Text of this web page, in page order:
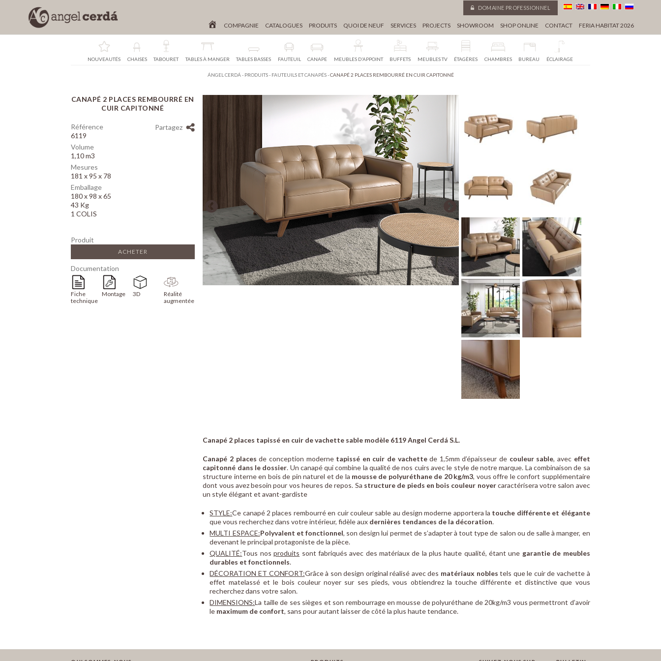
DOMAINE PROFESSIONNEL
COMPAGNIE CATALOGUES PRODUITS QUOI DE NEUF SERVICES PROJECTS SHOWROOM SHOP ONLINE CONTACT FERIA HABITAT 2026
NOUVEAUTÉS CHAISES TABOURET TABLES À MANGER TABLES BASSES FAUTEUIL CANAPE MEUBLES D'APPOINT BUFFETS MEUBLES TV ÉTAGÈRES CHAMBRES BUREAU ÉCLAIRAGE
ÁNGEL CERDÁ - PRODUITS- FAUTEUILS ET CANAPÉS-CANAPÉ 2 PLACES REMBOURRÉ EN CUIR CAPITONNÉ
CANAPÉ 2 PLACES REMBOURRÉ EN
CUIR CAPITONNÉ
Référence
6119
Volume
1,10 m3
Mesures
181 x 95 x 78
Emballage
180 x 98 x 65
43 Kg
1 COLIS
Partagez
Produit
ACHETER
Documentation
Fiche
technique
Montage 3D
Réalité
augmentée
Canapé 2 places tapissé en cuir de vachette sable modèle 6119 Angel Cerdá S.L.
Canapé 2 places de conception moderne tapissé en cuir de vachettede 1,5mm d’épaisseur de couleur sable, avec effet
capitonné dans le dossier. Un canapé qui combine la qualité de nos cuirs avec le style de notre marque. La combinaison de sa
structure interne en bois de pin naturel et de la mousse de polyuréthane de 20 kg/m3, vous offre le confort supplémentaire
dont vous avez besoin pour vos heures de repos. Sa structure de pieds en bois couleur noyercaractérisera votre salon avec
un style élégant et avant-gardiste
STYLE:Ce canapé 2 places rembourré en cuir couleur sable au design moderne apportera la touche différente et élégante
que vous recherchez dans votre intérieur, fidèle aux dernières tendances de la décoration.
MULTI ESPACE:Polyvalent et fonctionnel, son design lui permet de s’adapter à tout type de salon ou de salle à manger, en
devenant le principal protagoniste de la pièce.
QUALITÉ:Tous nosproduits sont fabriqués avec des matériaux de la plus haute qualité, étant une garantie de meubles
durables et fonctionnels.
DÉCORATION ET CONFORT:Grâce à son design original réalisé avec des matériaux nobles tels que le cuir de vachette à
effet matelassé et le bois couleur noyer sur ses pieds, vous obtiendrez la touche différente et distinctive que vous
recherchez dans votre salon.
DIMENSIONS:La taille de ses sièges et son rembourrage en mousse de polyuréthane de 20kg/m3 vous permettront d’avoir
le maximum de confort, sans pour autant laisser de côté la plus haute tendance.